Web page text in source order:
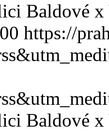
Baldové x
https://
Baldové x